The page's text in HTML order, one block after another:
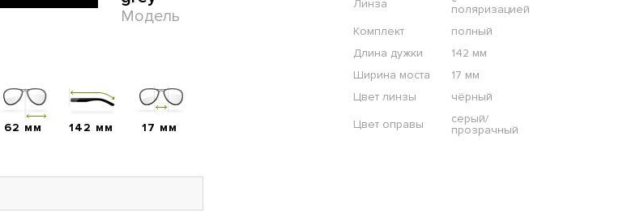
Модель
Линза
поляризацией
Комплект
полный
Длина дужки
142 мм
Ширина моста
17 мм
Цвет линзы
чёрный
Цвет оправы
серый/
прозрачный
62 мм 142 мм 17 мм